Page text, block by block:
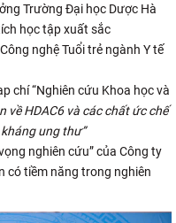
Trường Đại học Dược Hà
học tập xuất sắc
nghệ Tuổi trẻ ngành Y tế
chí “Nghiên cứu Khoa học và
về HDAC6 và các chất ức chế
ung thư”
nghiên cứu” của Công ty
có tiềm năng trong nghiên